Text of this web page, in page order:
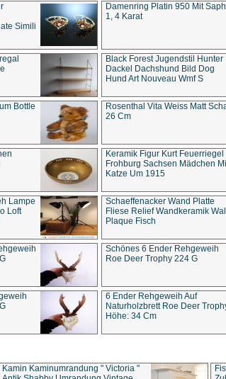
Simili
Damenring Platin 950 Mit
1, 4 Karat
Black Forest Jugendstil Hunter
Dackel Dachshund Bild Dog
Hund Art Nouveau Wmf S
Bottle
Rosenthal Vita Weiss Matt
26 Cm
Keramik Figur Kurt Feuerriegel
Frohburg Sachsen Mädchen
Katze Um 1915
Lampe
Loft
Schaeffenacker Wand Platte
Fliese Relief Wandkeramik Wall
Plaque Fisch
Schönes 6 Ender Rehgeweih
Roe Deer Trophy 224 G
6 Ender Rehgeweih Auf
Naturholzbrett Roe Deer
Höhe: 34 Cm
Kamin Kaminumrandung " Victoria "